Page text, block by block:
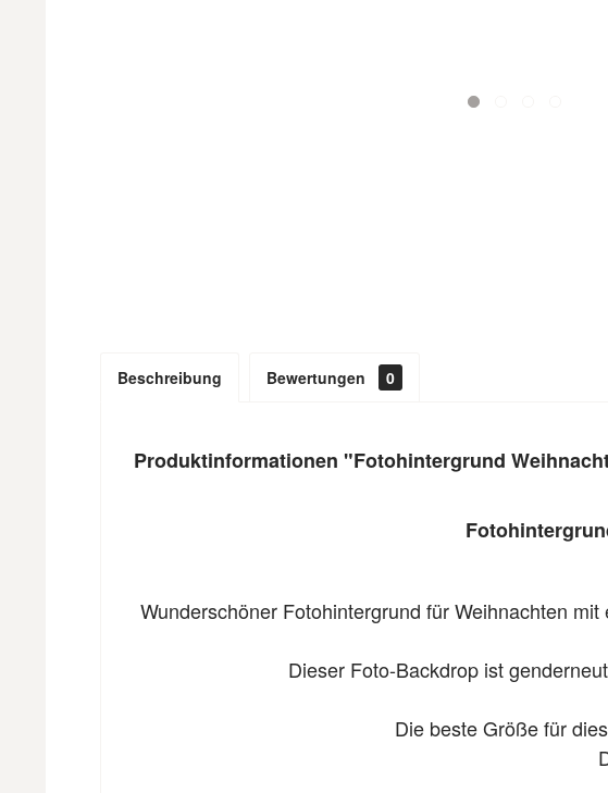
Beschreibung Bewertungen 0
Produktinformationen "Fotohintergrund
Wunderschöner Fotohintergrund für Weihnachten
Dieser Foto-Backdrop ist
Die beste Größe für